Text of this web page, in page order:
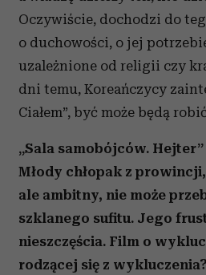
Oczywiście, dochodzi do
o duchowości, o jej
uzależnione od religii czy
dni temu, Koreańczycy
Ciałem”, być może będą
„Sala samobójców.
Młody chłopak z
ale ambitny, nie może
szklanego sufitu. Jego
nieszczęścia. Film o
rodzącej się z wykluczenia?